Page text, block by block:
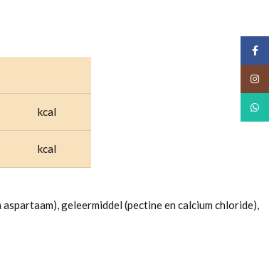
kcal
kcal
geleermiddel (pectine en calcium chloride),